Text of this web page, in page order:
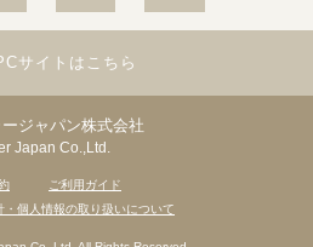
ジャパン株式会社
Japan Co.,Ltd.
ご利用ガイド
・個人情報の取り扱いについて
サイトはこちら